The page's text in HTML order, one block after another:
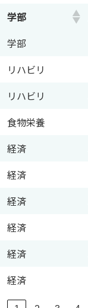
学部
学部
リハビリ
リハビリ
食物栄養
経済
経済
経済
経済
経済
経済